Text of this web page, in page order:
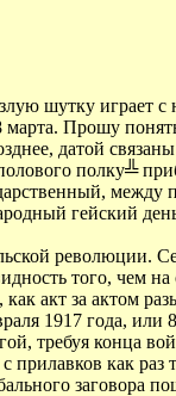
шутку играет
марта. Прошу
датой
полку╩
между
гейский
того,
как акт за
1917 года,
требуя конца
как
заговора